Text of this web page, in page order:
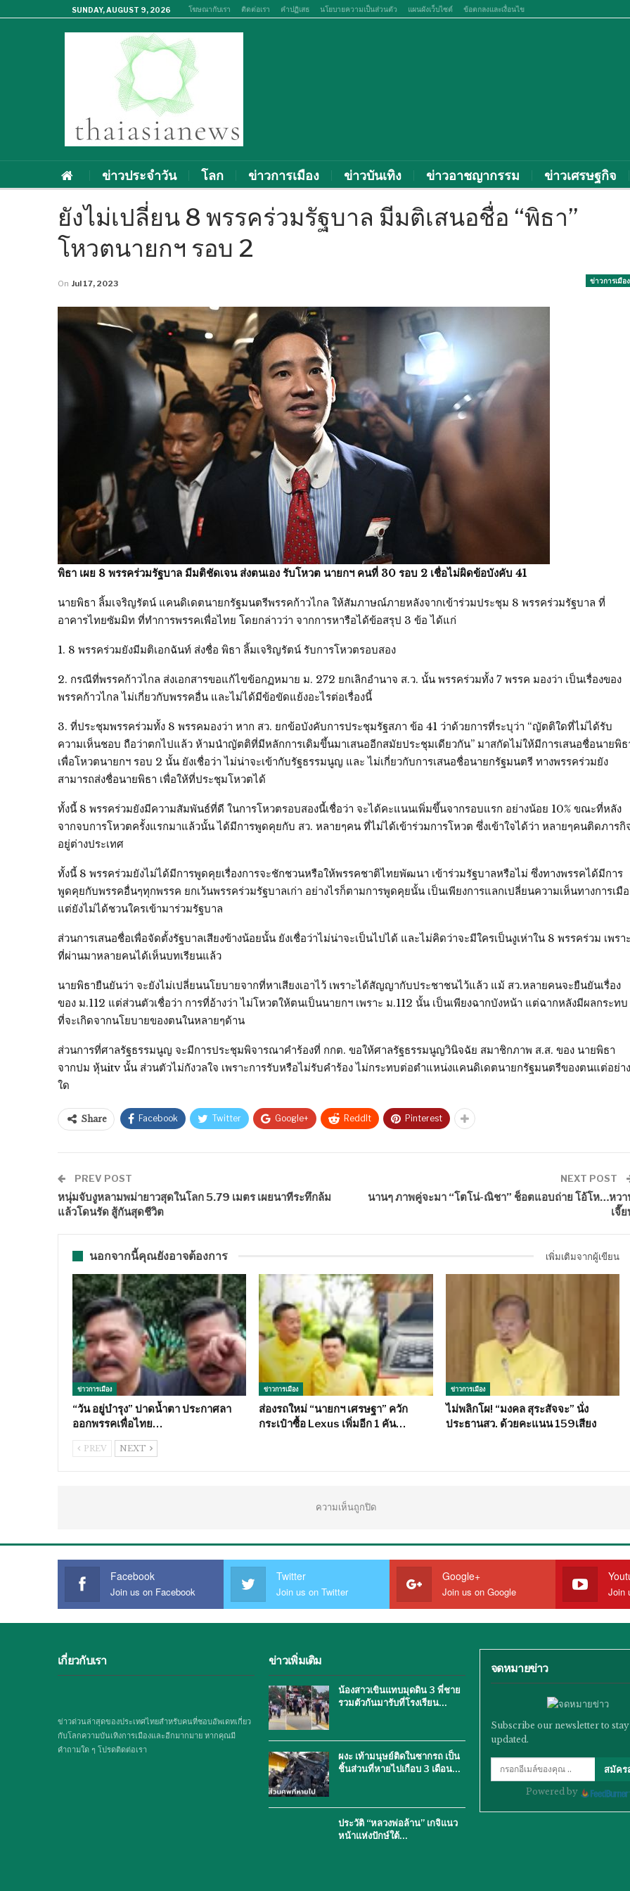
SUNDAY, AUGUST 9, 2026 โฆษณากับเรา ติดต่อเรา คำปฏิเสธ นโยบายความเป็นส่วนตัว แผนผังเว็บไซต์ ข้อตกลงและเงื่อนไข
ข่าวประจำวัน โลก ข่าวการเมือง ข่าวบันเทิง ข่าวอาชญากรรม ข่าวเศรษฐกิจ
ยังไม่เปลี่ยน 8 พรรคร่วมรัฐบาล มีมติเสนอชื่อ “พิธา”
โหวตนายกฯ รอบ 2
ข่าวการเมือง
On Jul 17, 2023
พิธา เผย 8 พรรคร่วมรัฐบาล มีมติชัดเจน ส่งตนเอง รับโหวต นายกฯ คนที่ 30 รอบ 2 เชื่อไม่ผิดข้อบังคับ 41
นายพิธา ลิ้มเจริญรัตน์ แคนดิเดตนายกรัฐมนตรีพรรคก้าวไกล ให้สัมภาษณ์ภายหลังจากเข้าร่วมประชุม 8 พรรคร่วมรัฐบาล ที่
อาคารไทยซัมมิท ที่ทำการพรรคเพื่อไทย โดยกล่าวว่า จากการหารือได้ข้อสรุป 3 ข้อ ได้แก่
1. 8 พรรคร่วมยังมีมติเอกฉันท์ ส่งชื่อ พิธา ลิ้มเจริญรัตน์ รับการโหวตรอบสอง
2. กรณีที่พรรคก้าวไกล ส่งเอกสารขอแก้ไขข้อกฏหมาย ม. 272 ยกเลิกอำนาจ ส.ว. นั้น พรรคร่วมทั้ง 7 พรรค มองว่า เป็นเรื่องของ
พรรคก้าวไกล ไม่เกี่ยวกับพรรคอื่น และไม่ได้มีข้อขัดแย้งอะไรต่อเรื่องนี้
3. ที่ประชุมพรรคร่วมทั้ง 8 พรรคมองว่า หาก สว. ยกข้อบังคับการประชุมรัฐสภา ข้อ 41 ว่าด้วยการที่ระบุว่า “ญัตติใดที่ไม่ได้รับ
ความเห็นชอบ ถือว่าตกไปแล้ว ห้ามนำญัตติที่มีหลักการเดิมขึ้นมาเสนออีกสมัยประชุมเดียวกัน” มาสกัดไม่ให้มีการเสนอชื่อนายพิธ
เพื่อโหวตนายกฯ รอบ 2 นั้น ยังเชื่อว่า ไม่น่าจะเข้ากับรัฐธรรมนูญ และ ไม่เกี่ยวกับการเสนอชื่อนายกรัฐมนตรี ทางพรรคร่วมยัง
สามารถส่งชื่อนายพิธา เพื่อให้ที่ประชุมโหวตได้
ทั้งนี้ 8 พรรคร่วมยังมีความสัมพันธ์ที่ดี ในการโหวตรอบสองนี้เชื่อว่า จะได้คะแนนเพิ่มขึ้นจากรอบแรก อย่างน้อย 10% ขณะที่หลัง
จากจบการโหวตครั้งแรกมาแล้วนั้น ได้มีการพูดคุยกับ สว. หลายๆคน ที่ไม่ได้เข้าร่วมการโหวต ซึ่งเข้าใจได้ว่า หลายๆคนติดภารกิ
อยู่ต่างประเทศ
ทั้งนี้ 8 พรรคร่วมยังไม่ได้มีการพูดคุยเรื่องการจะชักชวนหรือให้พรรคชาติไทยพัฒนา เข้าร่วมรัฐบาลหรือไม่ ซึ่งทางพรรคได้มีการ
พูดคุยกับพรรคอื่นๆทุกพรรค ยกเว้นพรรคร่วมรัฐบาลเก่า อย่างไรก็ตามการพูดคุยนั้น เป็นเพียงการแลกเปลี่ยนความเห็นทางการเมื
แต่ยังไม่ได้ชวนใครเข้ามาร่วมรัฐบาล
ส่วนการเสนอชื่อเพื่อจัดตั้งรัฐบาลเสียงข้างน้อยนั้น ยังเชื่อว่าไม่น่าจะเป็นไปได้ และไม่คิดว่าจะมีใครเป็นงูเห่าใน 8 พรรคร่วม เพราะ
ที่ผ่านมาหลายคนได้เห็นบทเรียนแล้ว
นายพิธายืนยันว่า จะยังไม่เปลี่ยนนโยบายจากที่หาเสียงเอาไว้ เพราะได้สัญญากับประชาชนไว้แล้ว แม้ สว.หลายคนจะยืนยันเรื่อง
ของ ม.112 แต่ส่วนตัวเชื่อว่า การที่อ้างว่า ไม่โหวตให้ตนเป็นนายกฯ เพราะ ม.112 นั้น เป็นเพียงฉากบังหน้า แต่ฉากหลังมีผลกระทบ
ที่จะเกิดจากนโยบายของตนในหลายๆด้าน
ส่วนการที่ศาลรัฐธรรมนูญ จะมีการประชุมพิจารณาคำร้องที่ กกต. ขอให้ศาลรัฐธรรมนูญวินิจฉัย สมาชิกภาพ ส.ส. ของ นายพิธา
จากปม หุ้นitv นั้น ส่วนตัวไม่กังวลใจ เพราะการรับหรือไม่รับคำร้อง ไม่กระทบต่อตำแหน่งแคนดิเดตนายกรัฐมนตรีของตนแต่อย่าง
ใด
Share Facebook Twitter Google+ ReddIt Pinterest
PREV POST
หนุ่มจับงูหลามพม่ายาวสุดในโลก 5.79 เมตร เผยนาทีระทึกล้ม
แล้วโดนรัด สู้กันสุดชีวิต
NEXT POST
นานๆ ภาพคู่จะมา “โตโน่-ณิชา” ช็อตแอบถ่าย โอ้โห…หวา
เจี๊
นอกจากนี้คุณยังอาจต้องการ เพิ่มเติมจากผู้เขียน
ข่าวการเมือง
“วัน อยู่บำรุง” ปาดน้ำตา ประกาศลา
ออกพรรคเพื่อไทย…
ข่าวการเมือง
ส่องรถใหม่ “นายกฯ เศรษฐา” ควัก
กระเป๋าซื้อ Lexus เพิ่มอีก 1 คัน…
ข่าวการเมือง
ไม่พลิกโผ! “มงคล สุระสัจจะ” นั่ง
ประธานสว. ด้วยคะแนน 159เสียง
PREV NEXT
ความเห็นถูกปิด
Facebook
Join us on Facebook
Twitter
Join us on Twitter
Google+
Join us on Google Join
เกี่ยวกับเรา
ข่าวด่วนล่าสุดของประเทศไทยสำหรับคนที่ชอบอัพเดทเกี่ยว
กับโลกความบันเทิงการเมืองและอีกมากมาย หากคุณมี
คำถามใด ๆ โปรดติดต่อเรา
ข่าวเพิ่มเติม
น้องสาวเขินแทบมุดดิน 3 พี่ชาย
รวมตัวกันมารับที่โรงเรียน…
ผงะ เท้ามนุษย์ติดในซากรถ เป็น
ชิ้นส่วนที่หายไปเกือบ 3 เดือน…
ประวัติ “หลวงพ่อล้าน” เกจิแนว
หน้าแห่งปักษ์ใต้…
จดหมายข่าว
Subscribe our newsletter to stay
updated.
สมัคร
Powered by